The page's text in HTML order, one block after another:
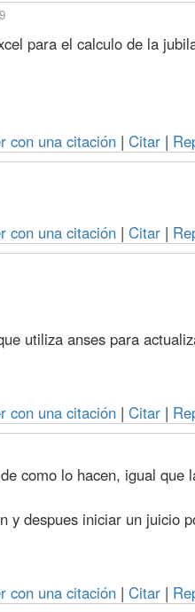
para el calculo de la
con una citación | Citar |
con una citación | Citar |
utiliza anses para
con una citación | Citar |
como lo hacen, igual que
y despues iniciar un juicio
con una citación | Citar |